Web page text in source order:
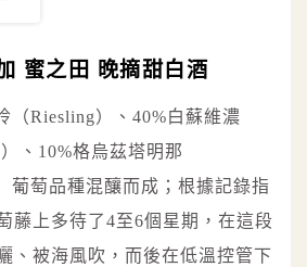
蜜之田 晚摘甜白酒
（Riesling）、40%白蘇維濃
、10%格烏茲塔明那
葡萄品種混釀而成；根據記錄指
藤上多待了4至6個星期，在這段
、被海風吹，而後在低溫控管下